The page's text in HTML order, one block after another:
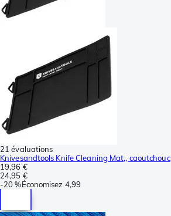
21 évaluations
Knivesandtools Knife Cleaning Mat,, caoutchouc
19,96 €
24,95 €
-20 %Économisez 4,99